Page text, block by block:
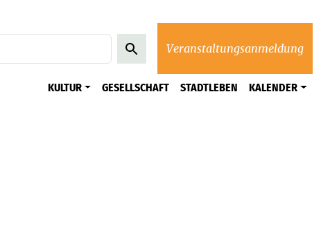
Veranstaltungsanmeldung
KULTUR GESELLSCHAFT STADTLEBEN KALENDER